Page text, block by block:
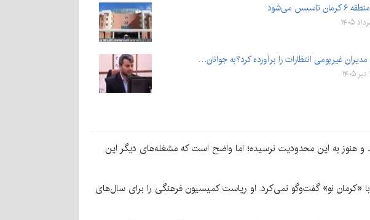
می‌شود
مدیران غیربومی انتظارات را برآورده کرد؟به جوانان…
در شورای شهر کرمان غیبت کند و هنوز به این محدودیت نرسیده؛ اما واضح است که مشغله‌های دیگر این
نو» گفت‌وگو نمی‌کرد. او ریاست کمیسیون فرهنگی را برای سال‌های